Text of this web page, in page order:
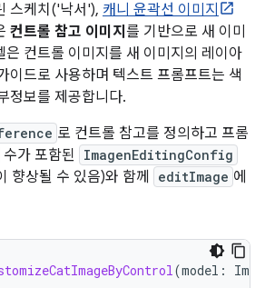
스케치('낙서'), 캐니 윤곽선 이미지
컨트롤 참고 이미지 를 기반으로 새 이미
은 컨트롤 이미지를 새 이미지의 레이아
이드로 사용하며 텍스트 프롬프트는 색
정보를 제공합니다.
로 컨트롤 참고를 정의하고 프롬
수가 포함된 ImagenEditingConfig
향상될 수 있음)와 함께 editImage 에
(model :